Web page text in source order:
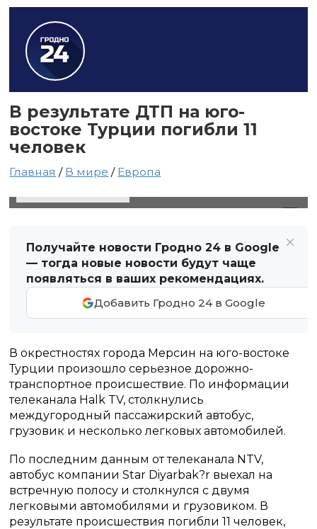
В результате ДТП на юго-
востоке Турции погибли 11
человек
Главная / В мире / Европа
Получайте новости Гродно 24 в Google
— тогда новые новости будут чаще
появляться в ваших рекомендациях.
Добавить Гродно 24 в Google
В окрестностях города Мерсин на юго-востоке
Турции произошло серьезное дорожно-
транспортное происшествие. По информации
телеканала Halk TV, столкнулись
междугородный пассажирский автобус,
грузовик и несколько легковых автомобилей.
По последним данным от телеканала NTV,
автобус компании Star Diyarbak?r выехал на
встречную полосу и столкнулся с двумя
легковыми автомобилями и грузовиком. В
результате происшествия погибли 11 человек,